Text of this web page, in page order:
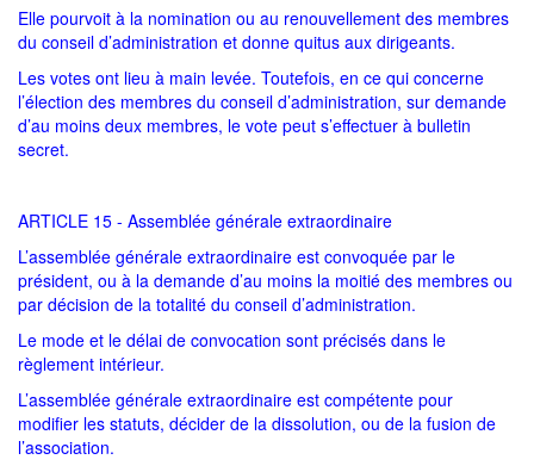
Elle pourvoit à la nomination ou au renouvellement des membres
du conseil d’administration et donne quitus aux dirigeants.
Les votes ont lieu à main levée. Toutefois, en ce qui concerne
l’élection des membres du conseil d’administration, sur demande
d’au moins deux membres, le vote peut s’effectuer à bulletin
secret.
ARTICLE 15 - Assemblée générale extraordinaire
L’assemblée générale extraordinaire est convoquée par le
président, ou à la demande d’au moins la moitié des membres ou
par décision de la totalité du conseil d’administration.
Le mode et le délai de convocation sont précisés dans le
règlement intérieur.
L’assemblée générale extraordinaire est compétente pour
modifier les statuts, décider de la dissolution, ou de la fusion de
l’association.